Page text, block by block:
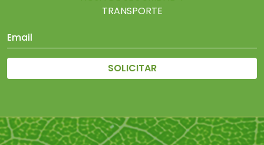
TRANSPORTE
SOLICITAR